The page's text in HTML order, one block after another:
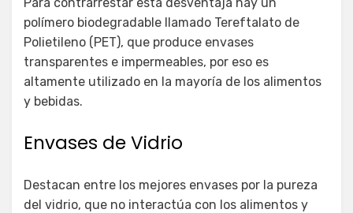
polímero biodegradable llamado Tereftalato de
Polietileno (PET), que produce envases
transparentes e impermeables, por eso es
altamente utilizado en la mayoría de los alimentos
y bebidas.
Envases de Vidrio
Destacan entre los mejores envases por la pureza
del vidrio, que no interactúa con los alimentos y